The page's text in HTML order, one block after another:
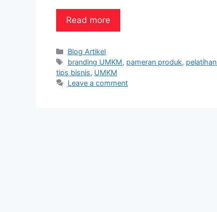
Read more
Categories
Blog Artikel
Tags
branding UMKM, pameran produk,
tips bisnis, UMKM
Leave a comment